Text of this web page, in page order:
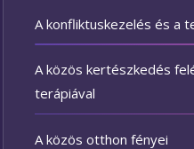
A konfliktuskezelés és a
A közös kertészkedés
terápiával
A közös otthon fényei